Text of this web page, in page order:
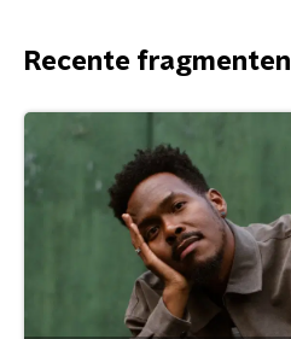
Recente fragmenten